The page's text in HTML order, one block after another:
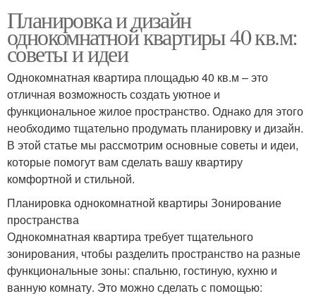
Планировка и дизайн
однокомнатной квартиры 40 кв.м:
советы и идеи
Однокомнатная квартира площадью 40 кв.м – это
отличная возможность создать уютное и
функциональное жилое пространство. Однако для этого
необходимо тщательно продумать планировку и дизайн.
В этой статье мы рассмотрим основные советы и идеи,
которые помогут вам сделать вашу квартиру
комфортной и стильной.
Планировка однокомнатной квартиры Зонирование
пространства
Однокомнатная квартира требует тщательного
зонирования, чтобы разделить пространство на разные
функциональные зоны: спальню, гостиную, кухню и
ванную комнату. Это можно сделать с помощью: